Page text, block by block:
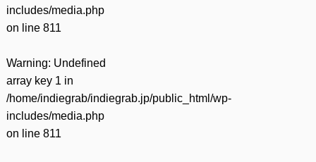
includes/media.php
on line 811
Warning: Undefined
array key 1 in
/home/indiegrab/indiegrab.jp/public_html/wp-
includes/media.php
on line 811